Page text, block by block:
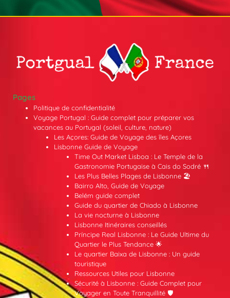
Pages
Politique de confidentialité
Voyage Portugal : Guide complet pour préparer vos
vacances au Portugal (soleil, culture, nature)
Les Açores: Guide de Voyage des îles Açores
Lisbonne Guide de Voyage
Time Out Market Lisboa : Le Temple de la
Gastronomie Portugaise à Cais do Sodré 🍴
Les Plus Belles Plages de Lisbonne 🏖️
Bairro Alto, Guide de Voyage
Belém guide complet
Guide du quartier de Chiado à Lisbonne
La vie nocturne à Lisbonne
Lisbonne Itinéraires conseillés
Príncipe Real Lisbonne : Le Guide Ultime du
Quartier le Plus Tendance 🌟
Le quartier Baixa de Lisbonne : Un guide
touristique
Ressources Utiles pour Lisbonne
Sécurité à Lisbonne : Guide Complet pour
Voyager en Toute Tranquillité 🛡️